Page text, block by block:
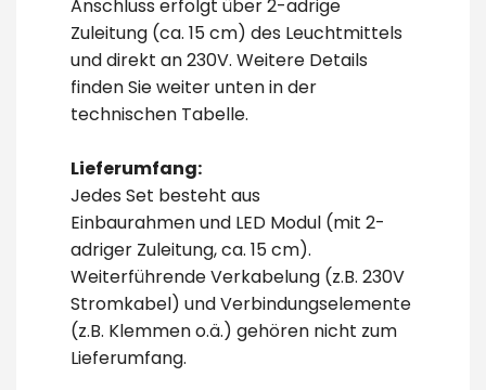
Anschluss erfolgt über 2-adrige
Zuleitung (ca. 15 cm) des Leuchtmittels
und direkt an 230V. Weitere Details
finden Sie weiter unten in der
technischen Tabelle.
Lieferumfang:
Jedes Set besteht aus
Einbaurahmen und LED Modul (mit 2-
adriger Zuleitung, ca. 15 cm).
Weiterführende Verkabelung (z.B. 230V
Stromkabel) und Verbindungselemente
(z.B. Klemmen o.ä.) gehören nicht zum
Lieferumfang.